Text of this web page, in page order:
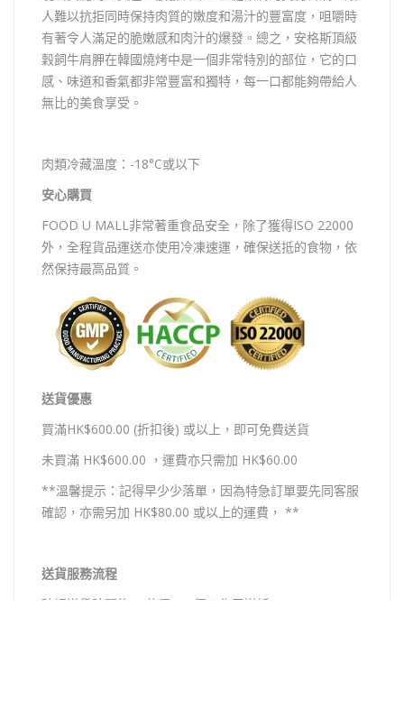
人難以抗拒同時保持肉質的嫩度和湯汁的豐富度，咀嚼時
有著令人滿足的脆嫩感和肉汁的爆發。總之，安格斯頂級
穀飼牛肩胛在韓國燒烤中是一個非常特別的部位，它的口
感、味道和香氣都非常豐富和獨特，每一口都能夠帶給人
無比的美食享受。
肉類冷藏溫度：-18°C或以下
安心購買
FOOD U MALL非常著重食品安全，除了獲得ISO 22000
外，全程貨品運送亦使用冷凍速運，確保送抵的食物，依
然保持最高品質。
送貨優惠
買滿HK$600.00 (折扣後) 或以上，即可免費送貨
​未買滿 HK$600.00 ，運費亦只需加 HK$60.00
**溫馨提示：記得早少少落單，因為特急訂單要先同客服
確認，亦需另加 HK$80.00 或以上的運費， **
送貨服務流程
確認送貨時間後 ，約需1-2 個工作天送抵